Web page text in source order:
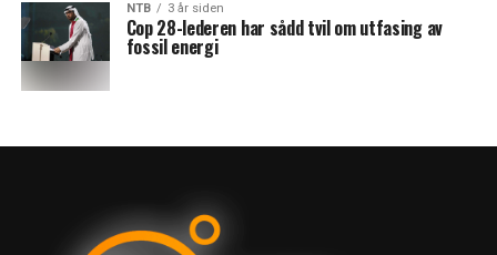
NTB 3 år siden
Cop 28-lederen har sådd tvil om utfasing av
fossil energi